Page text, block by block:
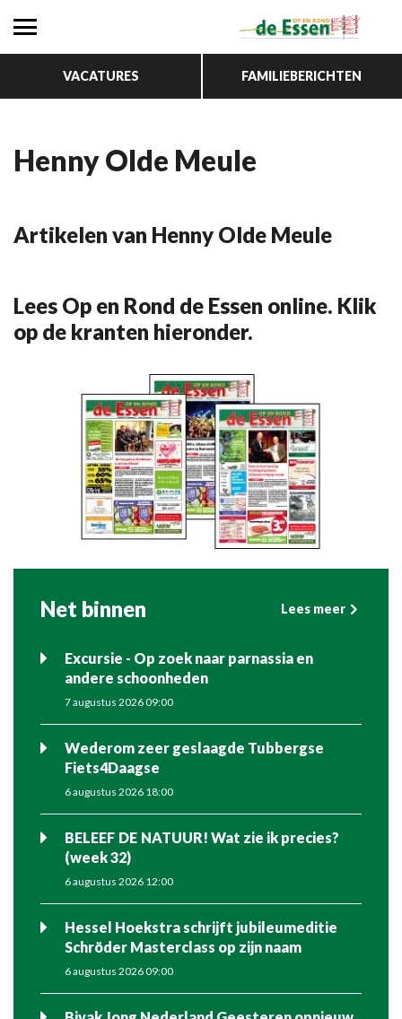
VACATURES FAMILIEBERICHTEN
Henny Olde Meule
Artikelen van Henny Olde Meule
Lees Op en Rond de Essen online. Klik
op de kranten hieronder.
Net binnen Lees meer
Excursie - Op zoek naar parnassia en
andere schoonheden
7 augustus 2026 09:00
Wederom zeer geslaagde Tubbergse
Fiets4Daagse
6 augustus 2026 18:00
BELEEF DE NATUUR! Wat zie ik precies?
(week 32)
6 augustus 2026 12:00
Hessel Hoekstra schrijft jubileumeditie
Schröder Masterclass op zijn naam
6 augustus 2026 09:00